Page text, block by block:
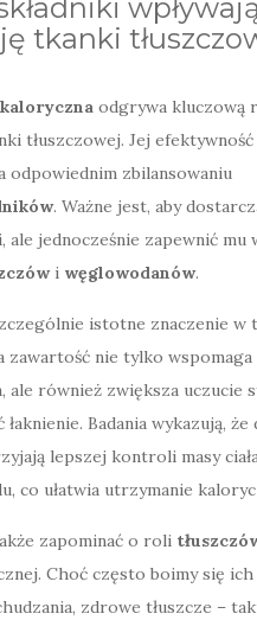
tkanki
odgrywa kluczową
tłuszczowej. Jej
odpowiednim zbilansowaniu
. Ważne jest, aby
ale jednocześnie zapewnić mu
i węglowodanów.
istotne znaczenie w
zawartość nie tylko
ale również zwiększa uczucie
Badania wykazują,
lepszej kontroli masy
co ułatwia utrzymanie
zapominać o roli
Choć często boimy się ich
zdrowe tłuszcze –